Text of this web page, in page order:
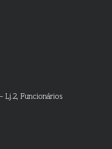
Lj.2, Funcionários